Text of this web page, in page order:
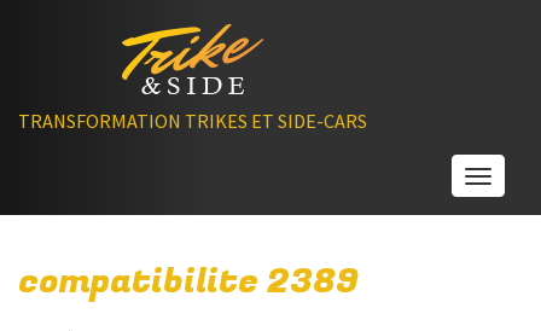
TRANSFORMATION TRIKES ET SIDE-CARS
compatibilite 2389